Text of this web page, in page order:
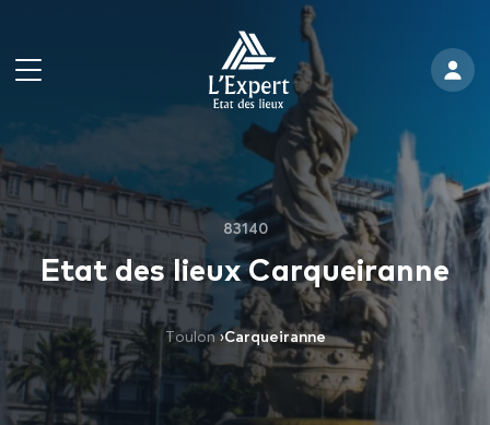
83140
Etat des lieux Carqueiranne
Toulon ›Carqueiranne